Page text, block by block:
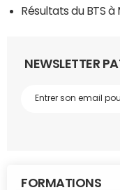
Résultats du BTS à
NEWSLETTER
FORMATIONS